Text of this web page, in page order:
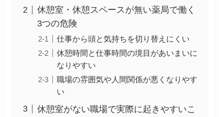
休憩室・休憩スペースが無い薬局で働く
3つの危険
仕事から頭と気持ちを切り替えにくい
休憩時間と仕事時間の境目があいまいに
なりやすい
職場の雰囲気や人間関係が悪くなりやす
い
休憩室がない職場で実際に起きやすいこ